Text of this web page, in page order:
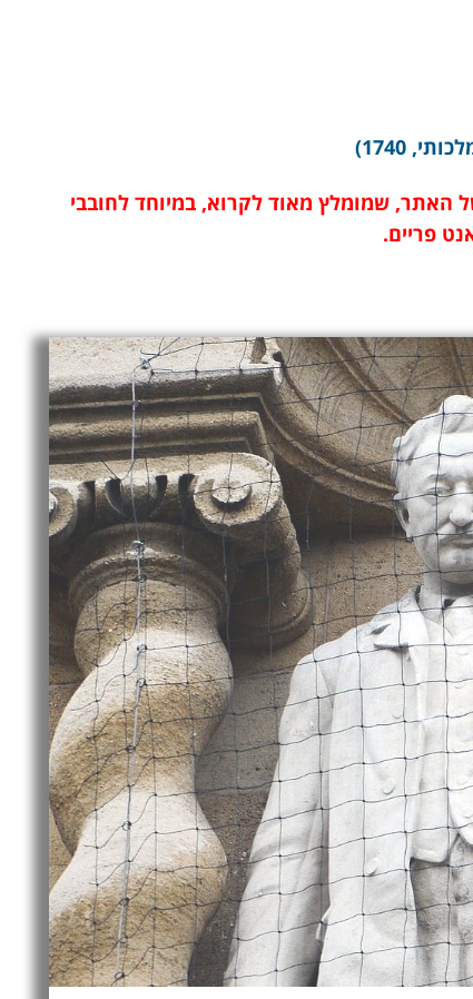
1740)
שמומלץ מאוד לקרוא, במיוחד לחובבי
פריים.